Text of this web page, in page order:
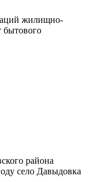
жилищно-
бытового
района
село Давыдовка